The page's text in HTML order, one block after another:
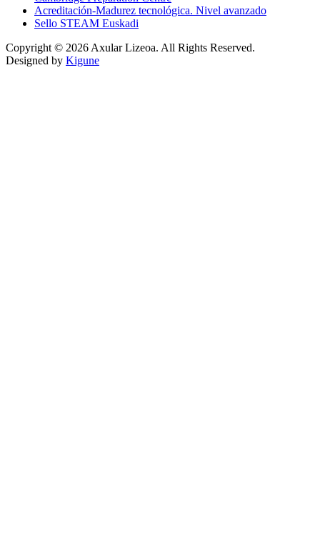
Acreditación-Madurez tecnológica. Nivel avanzado
Sello STEAM Euskadi
Copyright © 2026 Axular Lizeoa. All Rights Reserved.
Designed by Kigune